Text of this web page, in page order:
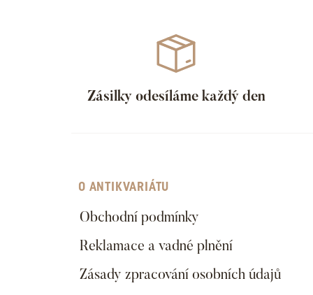
Zásilky odesíláme každý den
O ANTIKVARIÁTU
Obchodní podmínky
Reklamace a vadné plnění
Zásady zpracování osobních údajů